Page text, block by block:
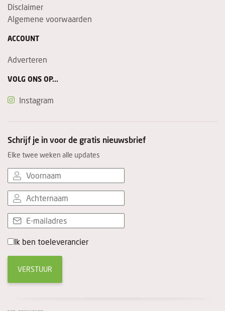
Disclaimer
Algemene voorwaarden
ACCOUNT
Adverteren
VOLG ONS OP...
Instagram
Schrijf je in voor de gratis nieuwsbrief
Elke twee weken alle updates
Ik ben toeleverancier
VERSTUUR